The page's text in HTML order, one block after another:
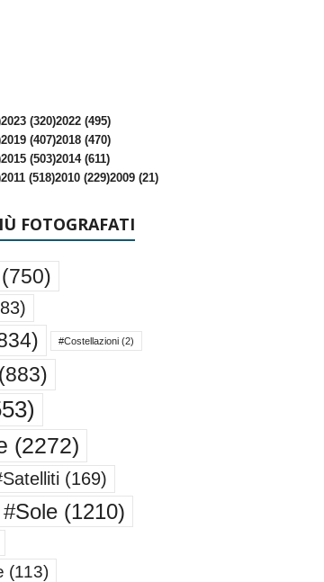
2023 (320)2022 (495)
2019 (407)2018 (470)
2015 (503)2014 (611)
2011 (518)2010 (229)2009 (21)
FOTOGRAFATI
(750)
#Costellazioni(2)
(883)
(2272)
(169)
#Sole(1210)
(113)